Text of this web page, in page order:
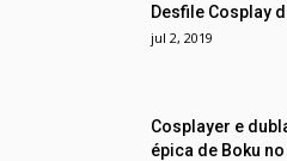
Desfile Cosplay
jul 2, 2019
Cosplayer e
épica de Boku